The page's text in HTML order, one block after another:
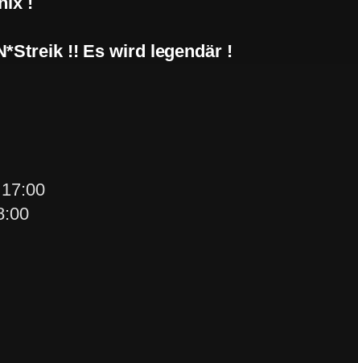
!! Es wird legendär !